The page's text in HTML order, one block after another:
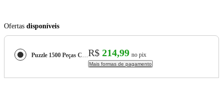
Ofertas disponíveis
Puzzle 1500 Peças Costa de Sardenha Castorland 152254R$ 214,99 no pix
Mais formas de pagamento